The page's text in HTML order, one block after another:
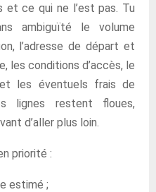
ce qui ne l’est pas. Tu
ambiguïté le volume
l’adresse de départ et
les conditions d’accès, le
les éventuels frais de
lignes restent floues,
d’aller plus loin.
priorité :
estimé ;